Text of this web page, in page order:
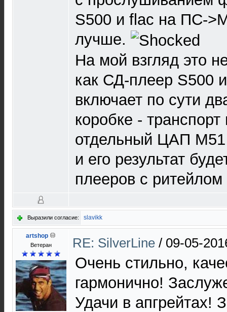
S500 и flac на ПС-
лучше.
На мой взгляд это
как СД-плеер S500
включает по сути
коробке -
отдельный ЦАП М51
и его результат
плееров с ритейлом
Выразили согласие: slavikk
artshop
Ветеран RE: SilverLine / 09-05-
Очень стильно,
гармонично!
Удачи в апгрейтах!